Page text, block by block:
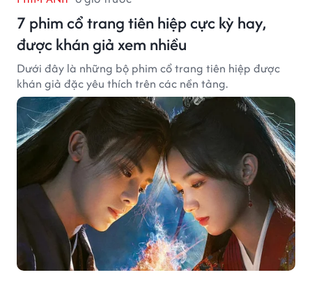
7 phim cổ trang tiên hiệp cực kỳ hay,
được khán giả xem nhiều
Dưới đây là những bộ phim cổ trang tiên hiệp được
khán giả đặc yêu thích trên các nền tảng.